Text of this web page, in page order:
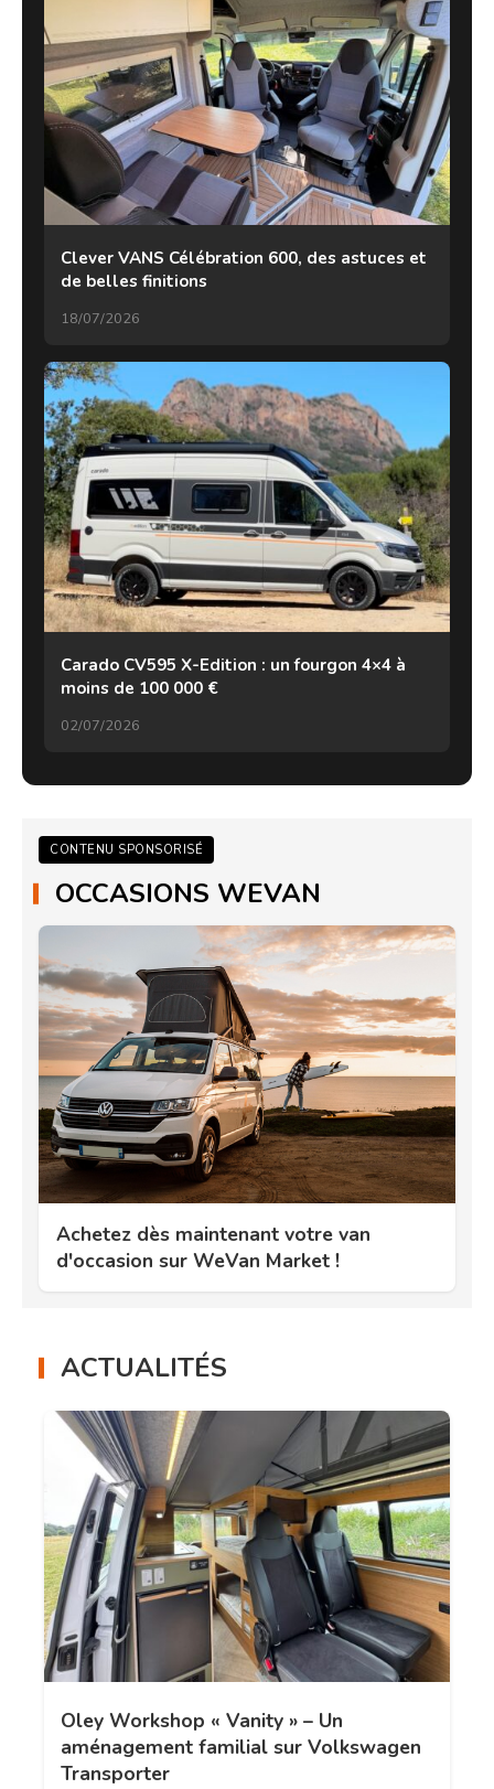
Clever VANS Célébration 600, des astuces et
de belles finitions
18/07/2026
Carado CV595 X-Edition : un fourgon 4×4 à
moins de 100 000 €
02/07/2026
CONTENU SPONSORISÉ
OCCASIONS WEVAN
Achetez dès maintenant votre van
d'occasion sur WeVan Market !
ACTUALITÉS
Oley Workshop « Vanity » – Un
aménagement familial sur Volkswagen
Transporter